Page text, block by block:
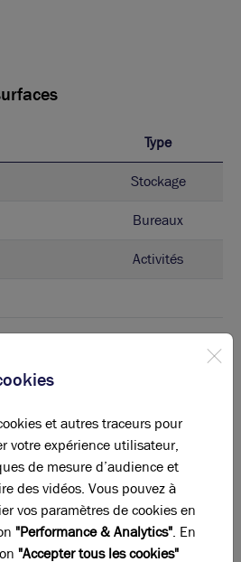
Type
Stockage
Bureaux
Activités
E F G
énergétique
et autres traceurs pour
votre expérience utilisateur,
de mesure d’audience et
des vidéos. Vous pouvez à
vos paramètres de cookies en
"Performance & Analytics". En
"Accepter tous les cookies"